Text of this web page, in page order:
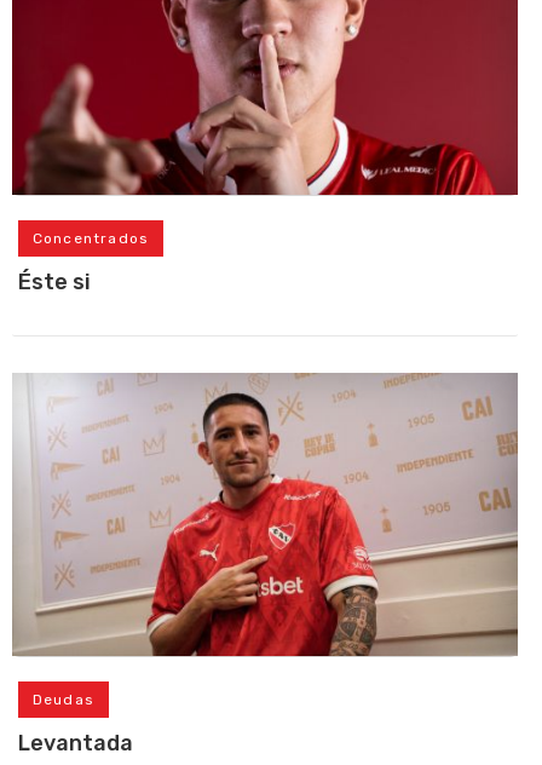
Concentrados
Éste si
Deudas
Levantada